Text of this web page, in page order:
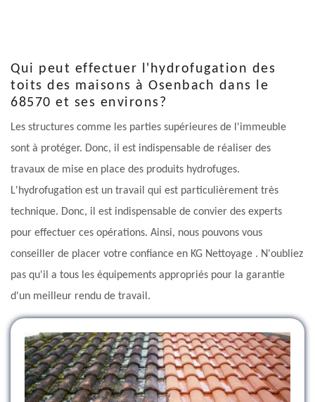
Qui peut effectuer l'hydrofugation des
toits des maisons à Osenbach dans le
68570 et ses environs?
Les structures comme les parties supérieures de l'immeuble
sont à protéger. Donc, il est indispensable de réaliser des
travaux de mise en place des produits hydrofuges.
L'hydrofugation est un travail qui est particulièrement très
technique. Donc, il est indispensable de convier des experts
pour effectuer ces opérations. Ainsi, nous pouvons vous
conseiller de placer votre confiance en KG Nettoyage . N'oubliez
pas qu'il a tous les équipements appropriés pour la garantie
d'un meilleur rendu de travail.